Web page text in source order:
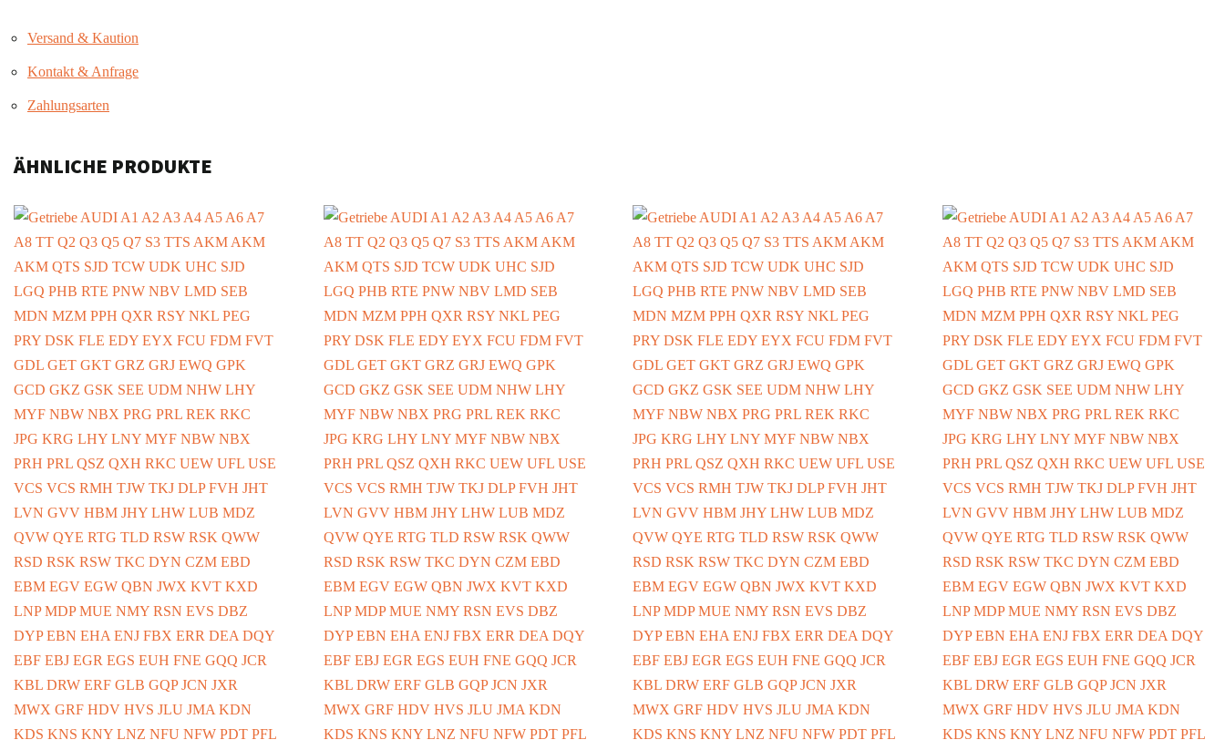
Versand & Kaution
Kontakt & Anfrage
Zahlungsarten
ÄHNLICHE PRODUKTE